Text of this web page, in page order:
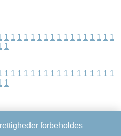
1 1 1 1 1 1 1 1 1 1 1 1 1 1 1 1 1
1
1 1 1 1 1 1 1 1 1 1 1 1 1 1 1 1 1
1
forbeholdes